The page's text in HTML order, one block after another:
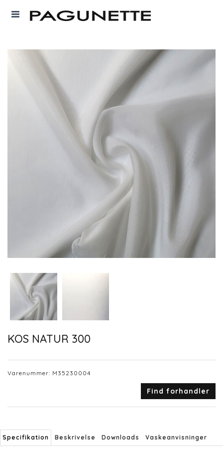
KOS NATUR 300
Varenummer: M35230004
Find forhandler
Specifikation Beskrivelse Downloads Vaskeanvisninger